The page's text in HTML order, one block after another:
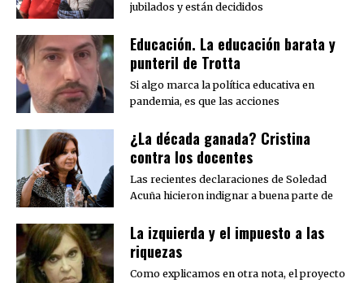
jubilados y están decididos
Educación. La educación barata y
punteril de Trotta
Si algo marca la política educativa en
pandemia, es que las acciones
¿La década ganada? Cristina
contra los docentes
Las recientes declaraciones de Soledad
Acuña hicieron indignar a buena parte de
La izquierda y el impuesto a las
riquezas
Como explicamos en otra nota, el proyecto